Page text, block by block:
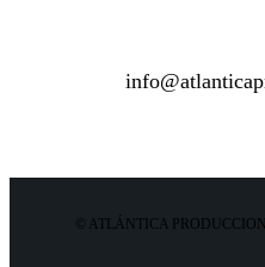
© ATLÁNTICA